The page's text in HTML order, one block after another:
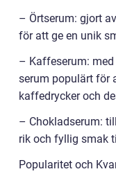
– Örtserum: gjort
för att ge en unik
– Kaffeserum:
serum populärt för
kaffedrycker och
– Chokladserum:
rik och fyllig smak
Popularitet och